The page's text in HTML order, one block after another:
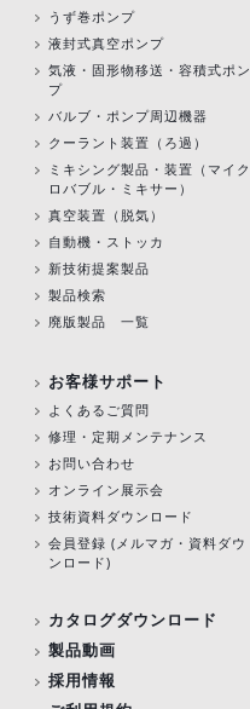
うず巻ポンプ
液封式真空ポンプ
気液・固形物移送・容積式ポン
プ
バルブ・ポンプ周辺機器
クーラント装置（ろ過）
ミキシング製品・装置（マイク
ロバブル・ミキサー）
真空装置（脱気）
自動機・ストッカ
新技術提案製品
製品検索
廃版製品 一覧
お客様サポート
よくあるご質問
修理・定期メンテナンス
お問い合わせ
オンライン展示会
技術資料ダウンロード
会員登録 (メルマガ・資料ダウ
ンロード)
カタログダウンロード
製品動画
採用情報